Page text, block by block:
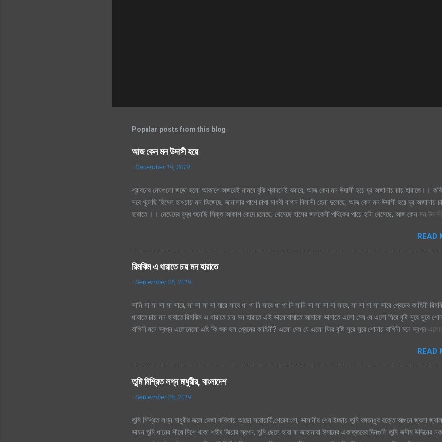
Popular posts from this blog
আজ কেন মন উদাসী হয়ে
-December 19, 2019
শ্রাবনের মেঘগুলো জড়ো হলো আকাশে অজরেই নামবে বুঝি শ্রাবনেই ঝরায়ে, আজ কেন মন উদাসী হয়ে দূর অজানায় চায় হারাতে।।
সবে খুলেছি হিমেল হাওয়ায় মন ভিজেছে, জানালার পাশে চাপা মাধবী বাগান বিলাসী হেনা দুলেছে, আজ কেন মন উদাসী হয়ে দূর অজানায়
হারাতে ।। মেঘেদের যুদ্ধ শুনেছি সিক্ত আকাশ কেদে চলেছে, থেমেছে হাসের জলকেলী পথিকের পায়ে হাটা থেমেছে, আজ কেন মন উদাসী
READ
রিমঝিম এ ধারাতে চায় মন হারাতে
-September 26, 2019
সানি সা সা সা সা সারে, সা সা সা সা সারে সারে ধা পা নি সারে ধা পা নি সানি সা সা সা সা সারে, সা সা সা সা সারে প্রেমের কাহিনী
ধারাতে চায় মন হারাতে রিমঝিম এ ধারাতে চায় মন হারাতে এই ভালোবাসাতে আমাকে ভাসাতে এলো মেঘ যে এলো ঘিরে বৃষ্টি সুরে সুরে
রাগিনী মনে স্বপ্ন এলোমেলো এই কি শুরু হল প্রেমের কাহিনী? এলো মেঘ যে এলো ঘিরে বৃষ্টি সুরে সুরে শোনায় রাগিনী মনে স্বপ্ন
তো এত আশা, ভালোবাসা এ মনে আগে কত বৃষ্টি যে দেখেছি শ্রাবণে জাগেনি তো এত আশা, ভালোবাসা এ মনে সে বৃষ্টি ভেজা পায়ে সামনে
হায়, ফোটে কামিনী আজ ভিজতে ভালোলাগে শূন্য মনে জাগে প্রেমের কাহিনী সে বৃষ্টি ভেজা পায়ে সামনে এলে হায়, ফোটে কামিনী আজ
ভালোলাগে শূন্য মনে জাগে প্রেমের কাহিনী রিমঝিম এ ধারাতে চায় মন হারাতে রিমঝিম এ ধারাতে চায় মন হারাতে শ্রাবণের বুকে প্রেম
লিখে যায় হৃদয়ের মরু পথে জলছবি থেকে যায় শ্রাবণের বুকে প্রেম কবিতা যে লিখে যায় হৃদয়ের মরু পথে জলছবি থেকে যায় জানি সেই তো
ছিলো...
READ
তুমি মিশ্রিত লগ্ন মাধুরীর, বাংলাদেশ
-September 26, 2019
তুমি মিশ্রিত লগ্ন মাধুরীর জলে ভেজা কবিতায় আছো সরোয়ার্দী,শেরেবাংলা, ভাসানীর শেষ ইচ্ছায় তুমি বঙ্গবন্ধুর রক্তে আগুনে জ্বলা
ভাষন তুমি ধানের শীষে মিশে থাকা শহীদ জিয়ার স্বপন, তুমি ছেলে হারা মা জাহানারা ঈমামের একাত্তরের দিনগুলি তুমি জসীম উদ্দিনের